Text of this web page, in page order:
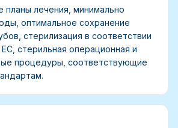
планы лечения, минимально
оптимальное сохранение
стерилизация в соответствии
стерильная операционная и
процедуры, соответствующие